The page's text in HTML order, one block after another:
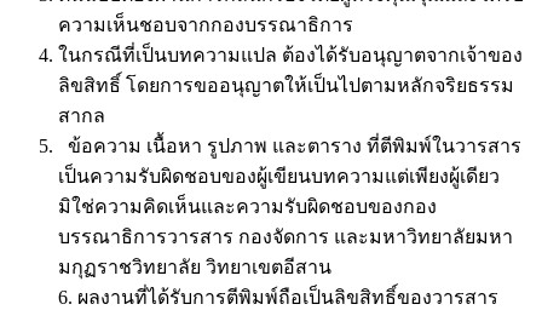
ความเห็นชอบจากกองบรรณาธิการ
ในกรณีที่เป็นบทความแปล ต้องได้รับอนุญาตจากเจ้าของ
ลิขสิทธิ์ โดยการขออนุญาตให้เป็นไปตามหลักจริยธรรม
สากล
ข้อความ เนื้อหา รูปภาพ และตาราง ที่ตีพิมพ์ในวารสาร
เป็นความรับผิดชอบของผู้เขียนบทความแต่เพียงผู้เดียว
มิใช่ความคิดเห็นและความรับผิดชอบของกอง
บรรณาธิการวารสาร กองจัดการ และมหาวิทยาลัยมหา
มกุฏราชวิทยาลัย วิทยาเขตอีสาน
6. ผลงานที่ได้รับการตีพิมพ์ถือเป็นลิขสิทธิ์ของวารสาร